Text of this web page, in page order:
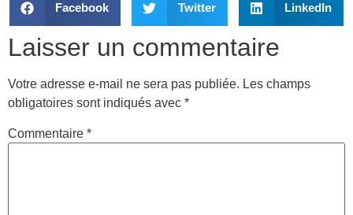
Facebook Twitter LinkedIn
Laisser un commentaire
Votre adresse e-mail ne sera pas publiée. Les champs
obligatoires sont indiqués avec *
Commentaire *